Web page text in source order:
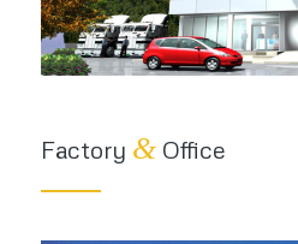
Factory &Office